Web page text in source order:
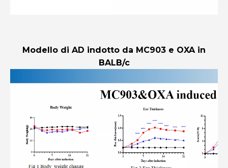
Modello di AD indotto da MC903 e OXA in
BALB/c